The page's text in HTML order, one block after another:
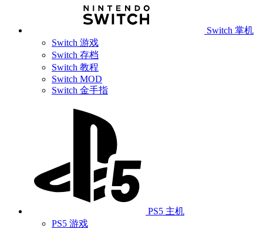
Switch 掌机
Switch 游戏
Switch 存档
Switch 教程
Switch MOD
Switch 金手指
PS5 主机
PS5 游戏